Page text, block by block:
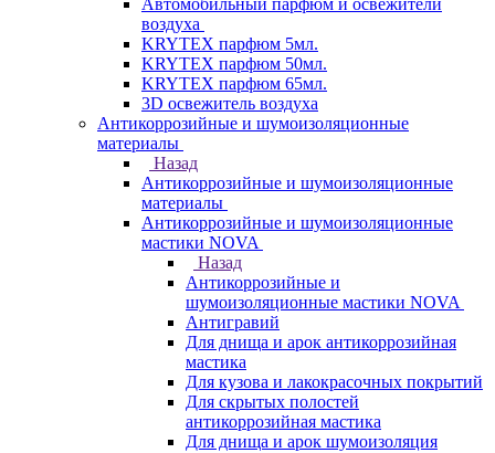
Автомобильный парфюм и освежители
воздуха
KRYTEX парфюм 5мл.
KRYTEX парфюм 50мл.
KRYTEX парфюм 65мл.
3D освежитель воздуха
Антикоррозийные и шумоизоляционные
материалы
Назад
Антикоррозийные и шумоизоляционные
материалы
Антикоррозийные и шумоизоляционные
мастики NOVA
Назад
Антикоррозийные и
шумоизоляционные мастики NOVA
Антигравий
Для днища и арок антикоррозийная
мастика
Для кузова и лакокрасочных покрытий
Для скрытых полостей
антикоррозийная мастика
Для днища и арок шумоизоляция